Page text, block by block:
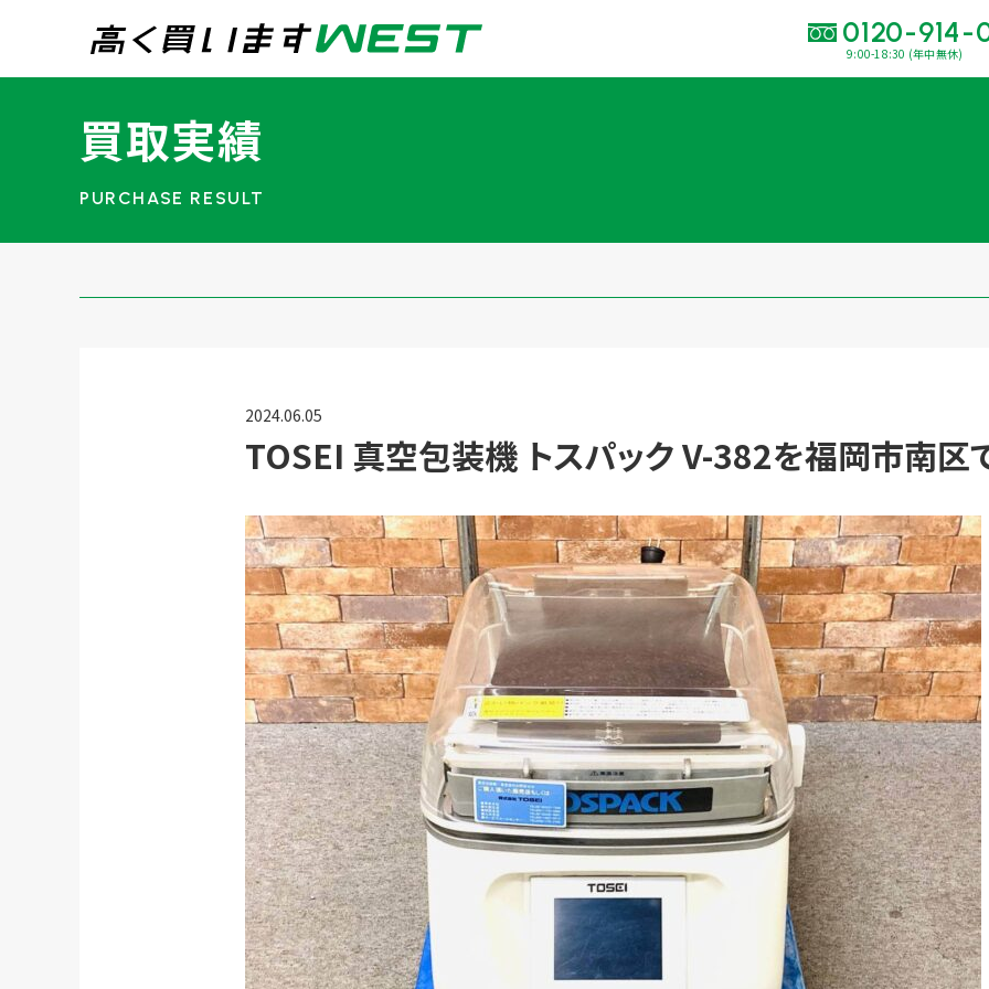
0120-914-
9:00-18:30 (年中無休)
まずはお気軽にお問い合わせ・査定をご依頼くだ
買取専用ダイヤル
24時間365日受付
今すぐ！WEB査定
買取に関する質問や相談もすぐにできて便利
宅配買取
買取強化ブランド
よくある質問
お客様の声
取り組み
新着情報
規約・同意書
本人確認書類アップロード
買取実績
2024.06.05
TOSEI 真空包装機 トスパック V-382を福岡市南区